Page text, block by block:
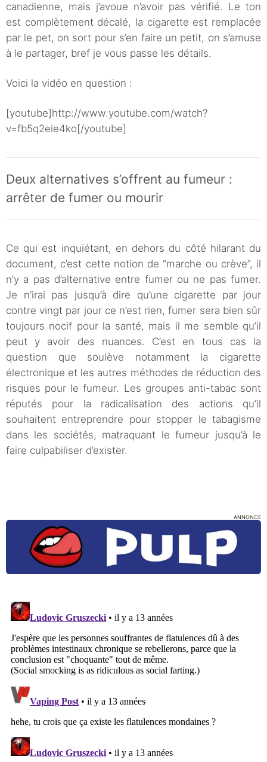
canadienne, mais j’avoue n’avoir pas vérifié. Le ton
est complètement décalé, la cigarette est remplacée
par le pet, on sort pour s’en faire un petit, on s’amuse
à le partager, bref je vous passe les détails.
Voici la vidéo en question :
[youtube]http://www.youtube.com/watch?
v=fb5q2eie4ko[/youtube]
Deux alternatives s’offrent au fumeur :
arrêter de fumer ou mourir
Ce qui est inquiétant, en dehors du côté hilarant du
document, c’est cette notion de “marche ou crève”, il
n’y a pas d’alternative entre fumer ou ne pas fumer.
Je n’irai pas jusqu’à dire qu’une cigarette par jour
contre vingt par jour ce n’est rien, fumer sera bien sûr
toujours nocif pour la santé, mais il me semble qu’il
peut y avoir des nuances. C’est en tous cas la
question que soulève notamment la cigarette
électronique et les autres méthodes de réduction des
risques pour le fumeur. Les groupes anti-tabac sont
réputés pour la radicalisation des actions qu’il
souhaitent entreprendre pour stopper le tabagisme
dans les sociétés, matraquant le fumeur jusqu’à le
faire culpabiliser d’exister.
ANNONCE